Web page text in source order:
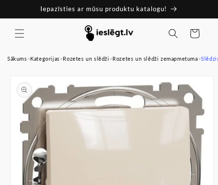
saturu
Iepazīsties ar mūsu produktu katalogu!
Ratiņi
Sākums>Kategorijas>Rozetes un slēdži >Rozetes un slēdži zemapmetuma>
produkta
informāciju